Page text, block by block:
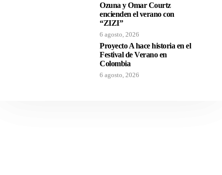
Ozuna y Omar Courtz
encienden el verano con
“ZIZI”
6 agosto, 2026
Proyecto A hace historia en el
Festival de Verano en
Colombia
6 agosto, 2026